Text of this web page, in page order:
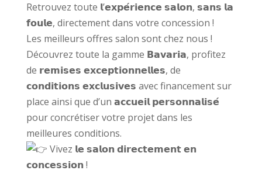
Retrouvez toute 𝗹’𝗲𝘅𝗽𝗲́𝗿𝗶𝗲𝗻𝗰𝗲 𝘀𝗮𝗹𝗼𝗻, 𝘀𝗮𝗻𝘀 𝗹𝗮
𝗳𝗼𝘂𝗹𝗲, directement dans votre concession !
Les meilleurs offres salon sont chez nous !
Découvrez toute la gamme 𝗕𝗮𝘃𝗮𝗿𝗶𝗮, profitez
de 𝗿𝗲𝗺𝗶𝘀𝗲𝘀 𝗲𝘅𝗰𝗲𝗽𝘁𝗶𝗼𝗻𝗻𝗲𝗹𝗹𝗲𝘀, de
𝗰𝗼𝗻𝗱𝗶𝘁𝗶𝗼𝗻𝘀 𝗲𝘅𝗰𝗹𝘂𝘀𝗶𝘃𝗲𝘀 avec financement sur
place ainsi que d’un 𝗮𝗰𝗰𝘂𝗲𝗶𝗹 𝗽𝗲𝗿𝘀𝗼𝗻𝗻𝗮𝗹𝗶𝘀𝗲́
pour concrétiser votre projet dans les
meilleures conditions.
Vivez 𝗹𝗲 𝘀𝗮𝗹𝗼𝗻 𝗱𝗶𝗿𝗲𝗰𝘁𝗲𝗺𝗲𝗻𝘁 𝗲𝗻
𝗰𝗼𝗻𝗰𝗲𝘀𝘀𝗶𝗼𝗻 !